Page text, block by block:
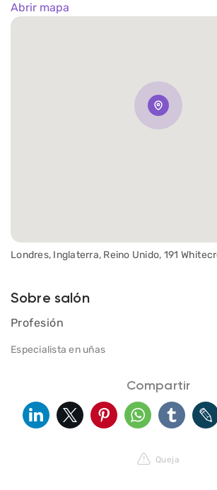
Londres, Inglaterra, Reino Unido, 191
Abrir mapa
Sobre salón
Profesión
Especialista en uñas
Compartir
Queja